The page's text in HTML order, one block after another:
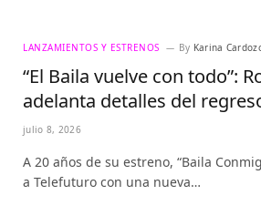
LANZAMIENTOS Y ESTRENOS By Karina
“El Baila vuelve con todo”:
adelanta detalles del
esperado de la televisión
julio 8, 2026
A 20 años de su estreno, “Baila
a Telefuturo con una nueva…